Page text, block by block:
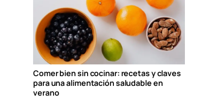
Comer bien sin cocinar: recetas y claves
para una alimentación saludable en
verano